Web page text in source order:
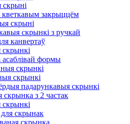
кветкавым закрыццём
скрыні
скрынкі з ручкай
канвертаў
формы
скрынкі
скрынкі
падарункавыя скрынкі
скрынка з 2 частак
скрынак
скрынка